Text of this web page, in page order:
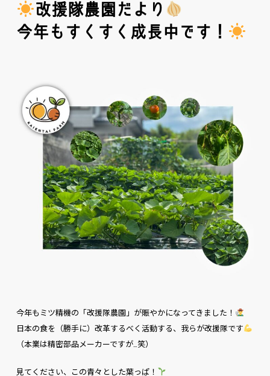
改援隊農園だより
今年もすくすく成長中です！
今年もミツ精機の「改援隊農園」が賑やかになってきました！
日本の食を（勝手に）改革するべく活動する、我らが改援隊です
（本業は精密部品メーカーですが…笑）
見てください、この青々とした葉っぱ！